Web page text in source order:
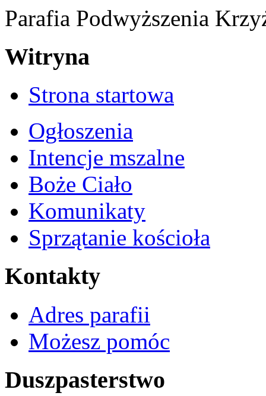
Parafia Podwyższenia
Witryna
Strona startowa
Ogłoszenia
Intencje mszalne
Boże Ciało
Komunikaty
Sprzątanie kościoła
Kontakty
Adres parafii
Możesz pomóc
Duszpasterstwo